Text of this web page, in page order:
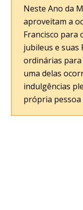
Neste Ano da
aproveitam a
Francisco para
jubileus e suas
ordinárias
uma delas
indulgências
própria